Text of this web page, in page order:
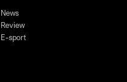
News
Review
E-sport